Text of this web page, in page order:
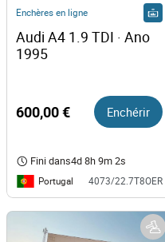
Enchères en ligne
Audi A4 1.9 TDI · Ano
600,00 € Enchérir
Fini dans4d 8h 9m 1s
Portugal 4073/22.7T8OER